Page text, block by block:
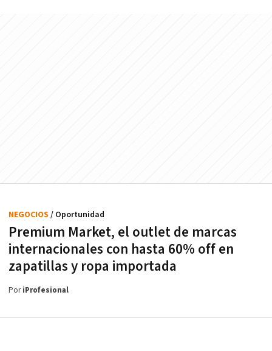
Premium Market, el outlet de marcas
internacionales con hasta 60% off en
zapatillas y ropa importada
NEGOCIOS / Oportunidad
PoriProfesional